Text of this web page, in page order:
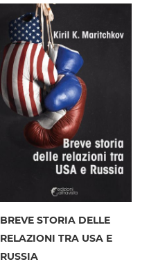
BREVE STORIA DELLE
RELAZIONI TRA USA E
RUSSIA